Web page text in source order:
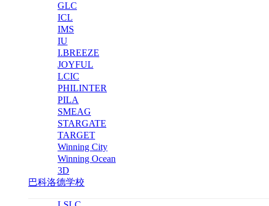
GLC
ICL
IMS
IU
I.BREEZE
JOYFUL
LCIC
PHILINTER
PILA
SMEAG
STARGATE
TARGET
Winning City
Winning Ocean
3D
巴科洛德学校